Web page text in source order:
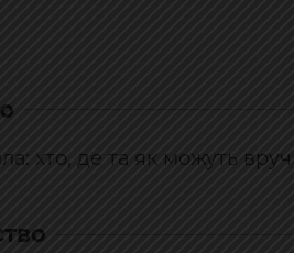
хто, де та як можуть